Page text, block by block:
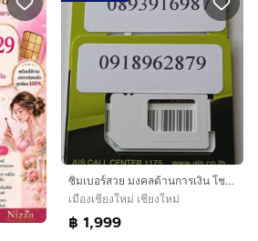
ซิมเบอร์สวย มงคลด้านการเงิน โชคลาภ ผลรวมดี
เมืองเชียงใหม่ เชียงใหม่
฿ 1,999